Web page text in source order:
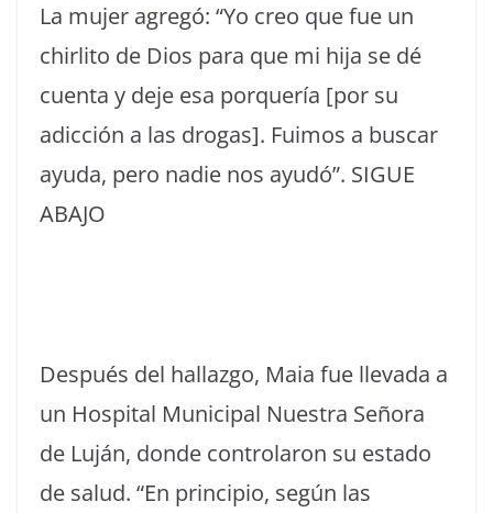
La mujer agregó: “Yo creo que fue un
chirlito de Dios para que mi hija se dé
cuenta y deje esa porquería [por su
adicción a las drogas]. Fuimos a buscar
ayuda, pero nadie nos ayudó”. SIGUE
ABAJO
Después del hallazgo, Maia fue llevada a
un Hospital Municipal Nuestra Señora
de Luján, donde controlaron su estado
de salud. “En principio, según las